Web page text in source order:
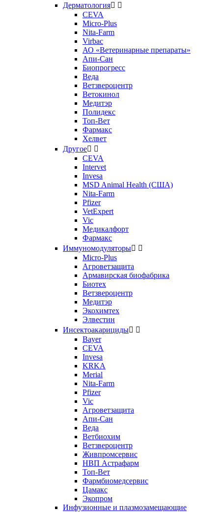
Дерматология 
CEVA
Micro-Plus
Nita-Farm
Virbac
АО «Ветеринарные препараты»
Апи-Сан
Биопрогресс
Веда
Ветзвероцентр
Ветокинол
Медитэр
Полидекс
Топ-Вет
Фармакс
Хелвет
Другое 
CEVA
Intervet
Invesa
MSD Animal Health (США)
Nita-Farm
Pfizer
VetExpert
Vic
Медикалфорт
Фармакс
Иммуномодуляторы 
Micro-Plus
Агроветзащита
Армавирская биофабрика
Биотех
Ветзвероцентр
Медитэр
Экохимтех
Элвестин
Инсектоакарициды 
Bayer
CEVA
Invesa
KRKA
Merial
Nita-Farm
Pfizer
Vic
Агроветзащита
Апи-Сан
Веда
Ветбиохим
Ветзвероцентр
Живпромсервис
НВП Астрафарм
Топ-Вет
Фармбиомедсервис
Цамакс
Экопром
Инфузионные и плазмозамещающие